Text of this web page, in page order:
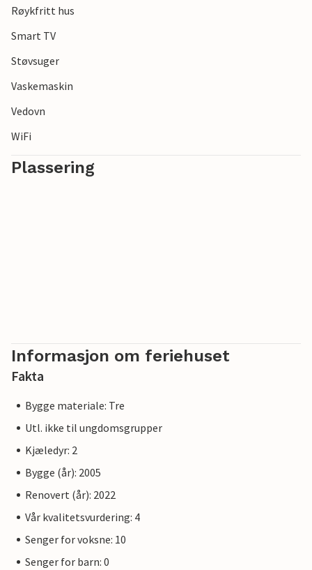
Røykfritt hus
Smart TV
Støvsuger
Vaskemaskin
Vedovn
WiFi
Plassering
Informasjon om feriehuset
Fakta
Bygge materiale: Tre
Utl. ikke til ungdomsgrupper
Kjæledyr: 2
Bygge (år): 2005
Renovert (år): 2022
Vår kvalitetsvurdering: 4
Senger for voksne: 10
Senger for barn: 0